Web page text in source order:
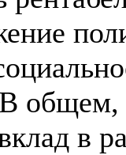
общем,
в